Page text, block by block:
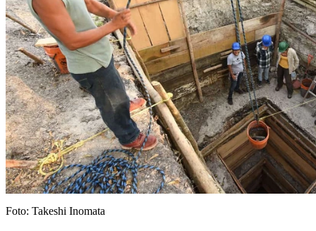
Foto: Takeshi Inomata